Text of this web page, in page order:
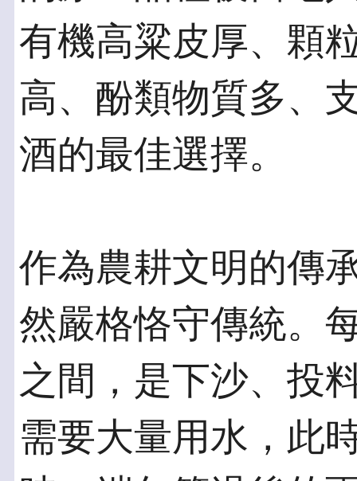
有機高粱皮厚、顆
高、酚類物質多、
酒的最佳選擇。
作為農耕文明的傳
然嚴格恪守傳統。
之間，是下沙、投
需要大量用水，此